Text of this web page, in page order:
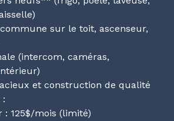
sur le toit, ascenseur,
(intercom, caméras,
et construction de qualité
:
: 125$/mois (limité)